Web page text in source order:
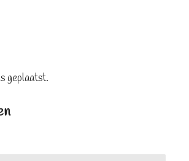
geplaatst.